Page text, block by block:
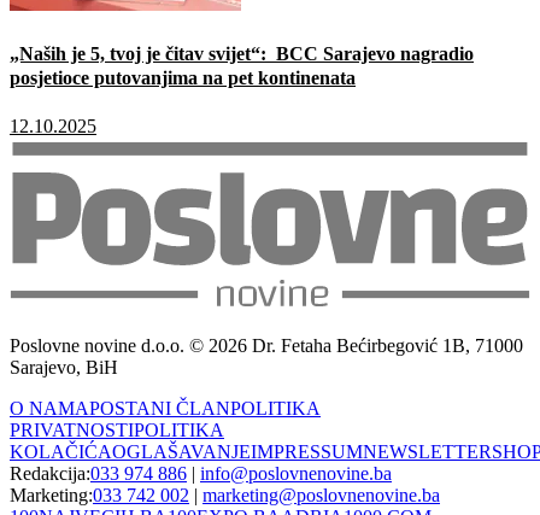
„Naših je 5, tvoj je čitav svijet“: BCC Sarajevo nagradio
posjetioce putovanjima na pet kontinenata
12.10.2025
Poslovne novine d.o.o. © 2026 Dr. Fetaha Bećirbegović 1B, 71000
Sarajevo, BiH
O NAMAPOSTANI ČLANPOLITIKA
PRIVATNOSTIPOLITIKA
KOLAČIĆAOGLAŠAVANJEIMPRESSUMNEWSLETTER
Redakcija:033 974 886 | info@poslovnenovine.ba
Marketing:033 742 002 | marketing@poslovnenovine.ba